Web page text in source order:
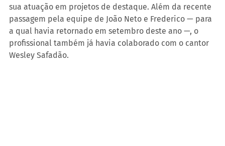
sua atuação em projetos de destaque. Além da recente
passagem pela equipe de João Neto e Frederico — para
a qual havia retornado em setembro deste ano —, o
profissional também já havia colaborado com o cantor
Wesley Safadão.